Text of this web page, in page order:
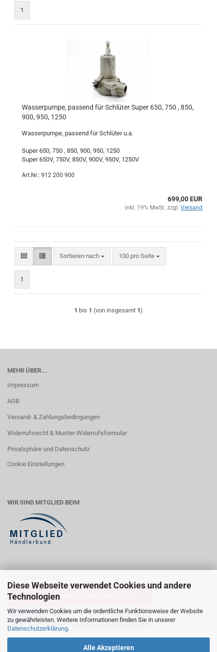
Diese Webseite verwendet Cookies und andere
Technologien
Wir verwenden Cookies um die ordentliche Funktionsweise der Website
zu gewährleisten. Weitere Informationen finden Sie in unserer
Datenschutzerklärung.
Alle Akzeptieren
1
Wasserpumpe, passend für Schlüter Super 650, 750 , 850,
900, 950, 1250
Wasserpumpe, passend für Schlüter u.a.
Super 650, 750 , 850, 900, 950, 1250
Super 650V, 750V, 850V, 900V, 950V, 1250V
Art.Nr.: 912 200 900
699,00 EUR
inkl. 19% MwSt. zzgl. Versand
Sortieren nach
Sortieren nach 100 pro Seite
pro Seite
1
1 bis 1 (von insgesamt 1)
MEHR ÜBER...
Impressum
AGB
Versand- & Zahlungsbedingungen
Widerrufsrecht & Muster-Widerrufsformular
Privatsphäre und Datenschutz
Cookie Einstellungen
WIR SIND MITGLIED BEIM
Vertrag widerrufen
Widerrufsbelehrung